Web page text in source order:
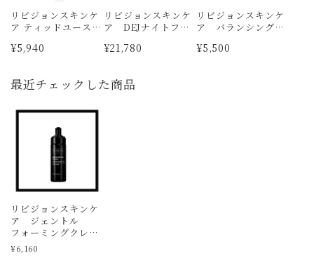
リビジョンスキンケ
ア ティッドユースフ
¥5,940
リビジョンスキンケ
ア DEJナイトフェ
¥21,780
リビジョンスキンケ
ア バランシング
¥5,500
最近チェックした商品
リビジョンスキンケ
ア ジェントル
フォーミングクレン
ザー
¥6,160